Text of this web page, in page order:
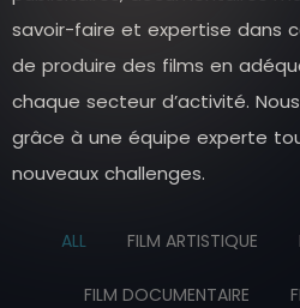
savoir-faire et expertise dans c
de produire des films en adéqu
chaque secteur d’activité. Nous
grâce à une équipe experte to
nouveaux challenges.
ALL FILM ARTISTIQUE
FILM DOCUMENTAIRE